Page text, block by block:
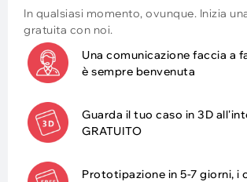
In qualsiasi momento, ovunque. Inizia
gratuita con noi.
Una comunicazione faccia a
è sempre benvenuta
Guarda il tuo caso in 3D
GRATUITO
Prototipazione in 5-7 giorni, i